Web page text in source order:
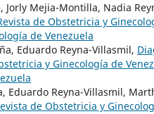
Jorly Mejia-Montilla, Nadia
de Obstetricia y
de Venezuela
Eduardo Reyna-Villasmil,
y Ginecología de
Eduardo Reyna-Villasmil,
de Obstetricia y